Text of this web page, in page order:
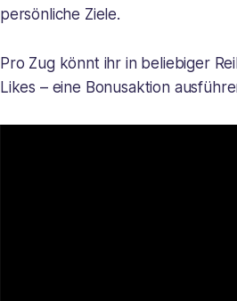
persönliche Ziele.
Pro Zug könnt ihr in beliebiger
Likes – eine Bonusaktion